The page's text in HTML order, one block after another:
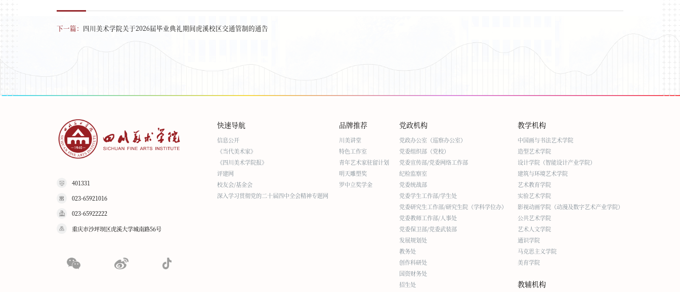
下一篇： 四川美术学院关于2026届毕业典礼期间虎溪校区交通管制的通告
401331
023-65921016
023-65922222
重庆市沙坪坝区虎溪大学城南路56号
快速导航
信息公开
《当代美术家》
《四川美术学院报》
评建网
校友会/基金会
深入学习贯彻党的二十届四中全会精神专题网
品牌推荐
川美讲堂
特色工作室
青年艺术家驻留计划
明天雕塑奖
罗中立奖学金
党政机构
党政办公室（巡察办公室）
党委组织部（党校）
党委宣传部/党委网络工作部
纪检监察室
党委统战部
党委学生工作部/学生处
党委研究生工作部/研究生院（学科学位办）
党委教师工作部/人事处
党委保卫部/党委武装部
发展规划处
教务处
创作科研处
国资财务处
招生处
教学机构
中国画与书法艺术学院
造型艺术学院
设计学院（智能设计产业学院）
建筑与环境艺术学院
艺术教育学院
实验艺术学院
影视动画学院（动漫及数字艺术产业学院）
公共艺术学院
艺术人文学院
通识学院
马克思主义学院
美育学院
教辅机构